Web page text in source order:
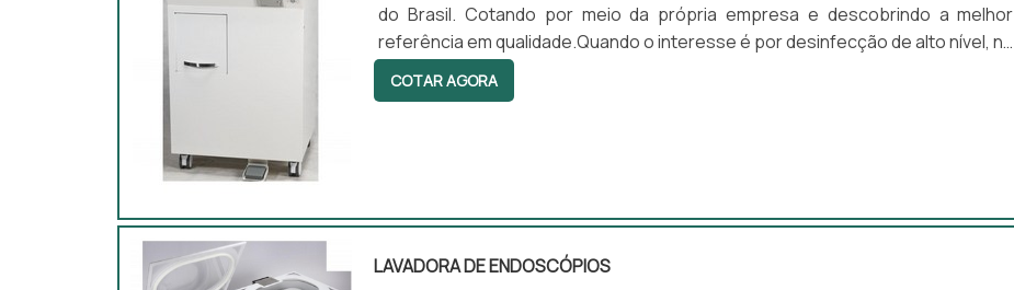
do Brasil. Cotando por meio da própria empresa e descobrindo a melhor
referência em qualidade.Quando o interesse é por desinfecção de alto nível, na
Sanders do Brasil irá encontrar excelente custo-benefício com produtos
desenvolvidos para servir mais e melhor.ALGUNS DETALHES SOBRE
COTAR AGORA
LAVADORA DE ENDOSCÓPIOS